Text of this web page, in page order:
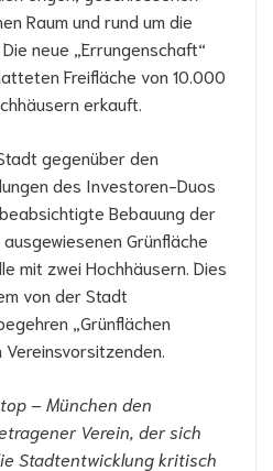
Raum und rund um die
neue „Errungenschaft“
Freifläche von 10.000
erkauft.
gegenüber den
des Investoren-Duos
Bebauung der
Grünfläche
mit zwei Hochhäusern. Dies
von der Stadt
„Grünflächen
– München den
Verein, der sich
Stadtentwicklung kritisch